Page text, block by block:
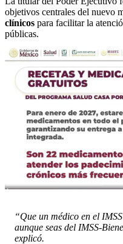
objetivos centrales del nuevo
clínicos para facilitar la
públicas.
“Que un médico en el
aunque seas del IMSS-
explicó.